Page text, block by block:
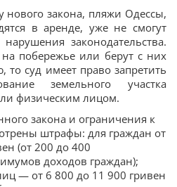
нового закона, пляжи Одессы,
в аренде, уже не смогут
законодательства.
побережье или берут с них
то суд имеет право запретить
земельного участка
физическим лицом.
закона и ограничения к
штрафы: для граждан от
(от 200 до 400
доходов граждан);
— от 6 800 до 11 900 гривен